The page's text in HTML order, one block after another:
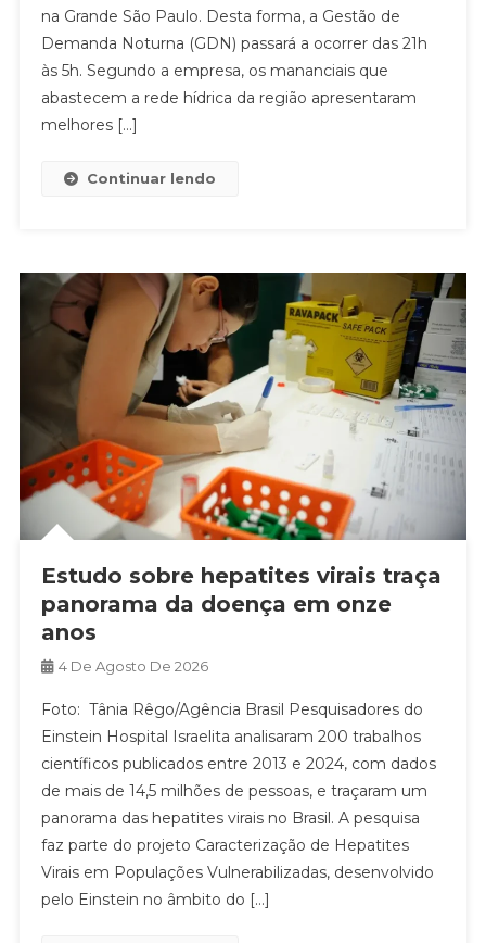
na Grande São Paulo. Desta forma, a Gestão de
Demanda Noturna (GDN) passará a ocorrer das 21h
às 5h. Segundo a empresa, os mananciais que
abastecem a rede hídrica da região apresentaram
melhores […]
Continuar lendo
Estudo sobre hepatites virais traça
panorama da doença em onze
anos
4 De Agosto De 2026
Foto: Tânia Rêgo/Agência Brasil Pesquisadores do
Einstein Hospital Israelita analisaram 200 trabalhos
científicos publicados entre 2013 e 2024, com dados
de mais de 14,5 milhões de pessoas, e traçaram um
panorama das hepatites virais no Brasil. A pesquisa
faz parte do projeto Caracterização de Hepatites
Virais em Populações Vulnerabilizadas, desenvolvido
pelo Einstein no âmbito do […]